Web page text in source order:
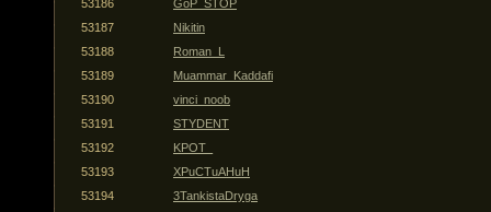
53186
GoP_STOP
53187
Nikitin
53188
Roman_L
53189
Muammar_Kaddafi
53190
vinci_noob
53191
STYDENT
53192
KPOT_
53193
XPuCTuAHuH
53194
3TankistaDryga